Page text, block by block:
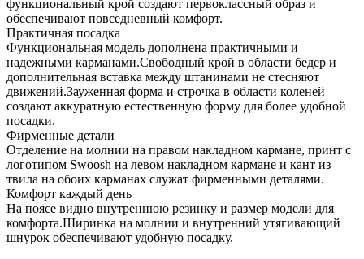
функциональный крой создают первоклассный образ и
обеспечивают повседневный комфорт.
Практичная посадка
Функциональная модель дополнена практичными и
надежными карманами.Свободный крой в области бедер и
дополнительная вставка между штанинами не стесняют
движений.Зауженная форма и строчка в области коленей
создают аккуратную естественную форму для более удобной
посадки.
Фирменные детали
Отделение на молнии на правом накладном кармане, принт с
логотипом Swoosh на левом накладном кармане и кант из
твила на обоих карманах служат фирменными деталями.
Комфорт каждый день
На поясе видно внутреннюю резинку и размер модели для
комфорта.Ширинка на молнии и внутренний утягивающий
шнурок обеспечивают удобную посадку.